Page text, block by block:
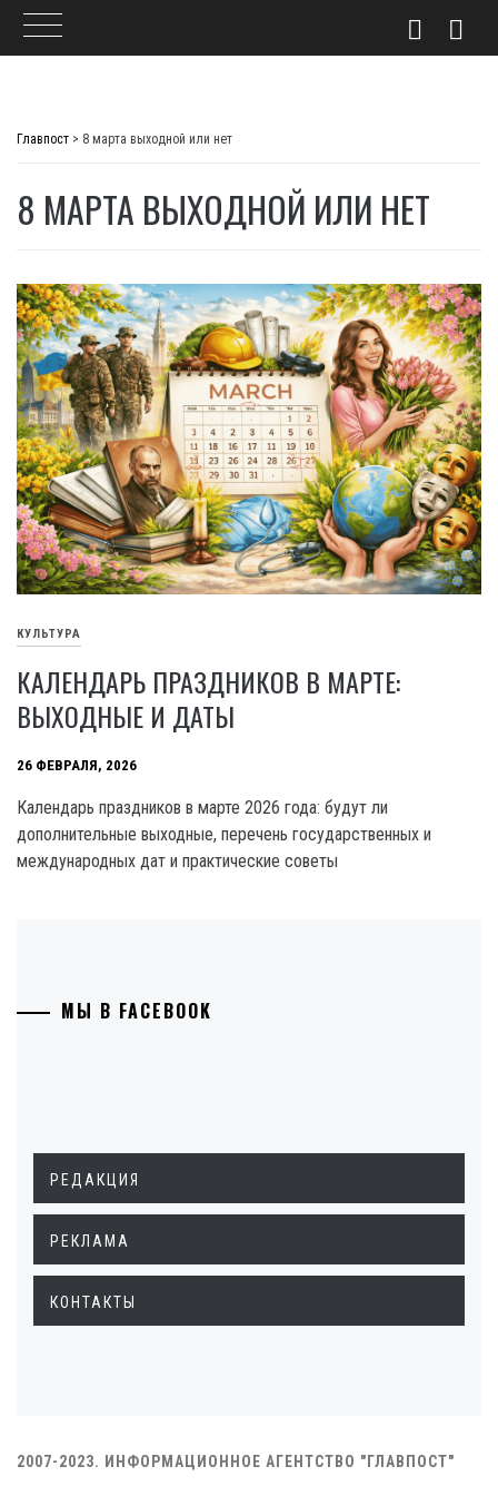
Главпост > 8 марта выходной или нет
8 МАРТА ВЫХОДНОЙ ИЛИ НЕТ
КУЛЬТУРА
КАЛЕНДАРЬ ПРАЗДНИКОВ В МАРТЕ:
ВЫХОДНЫЕ И ДАТЫ
26 ФЕВРАЛЯ, 2026
Календарь праздников в марте 2026 года: будут ли
дополнительные выходные, перечень государственных и
международных дат и практические советы
МЫ В FACEBOOK
РЕДАКЦИЯ
РЕКЛАМА
КОНТАКТЫ
2007-2023. ИНФОРМАЦИОННОЕ АГЕНТСТВО "ГЛАВПОСТ"